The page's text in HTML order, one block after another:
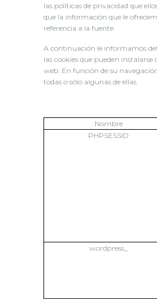
las políticas de privacidad que
que la información que le
referencia a la fuente.
A continuación le informamos
las cookies que pueden instalarse
web. En función de su
todas o sólo algunas de ellas.
Nombre
PHPSESSID
wordpress_